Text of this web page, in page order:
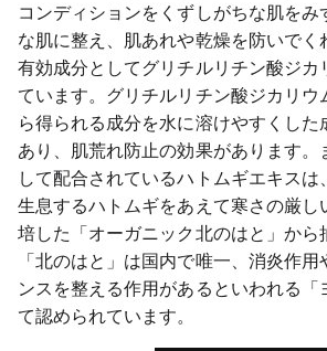
コンディションをくずしがちな肌をみ
な肌に整え、肌あれや乾燥を防いでく
有効成分としてグリチルリチン酸ジカ
ています。グリチルリチン酸ジカリウ
ら得られる成分を水に溶けやすくした
あり、肌荒れ防止の効果があります。
して配合されているハトムギエキスは
生息するハトムギをあえて寒さの厳し
培した「オーガニック北のはと」から
「北のはと」は国内で唯一、消炎作
ンスを整える作用があるといわれる「
て認められています。